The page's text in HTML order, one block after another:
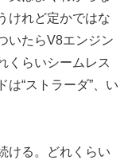
けれど定かではな
いたらV8エンジン
くらいシームレス
“ストラーダ”、い
ける。どれくらい